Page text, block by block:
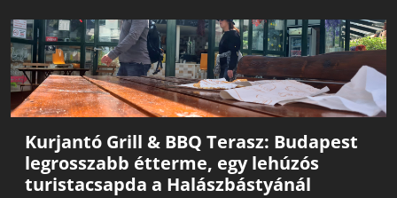
Kurjantó Grill & BBQ Terasz: Budapest
legrosszabb étterme, egy lehúzós
turistacsapda a Halászbástyánál